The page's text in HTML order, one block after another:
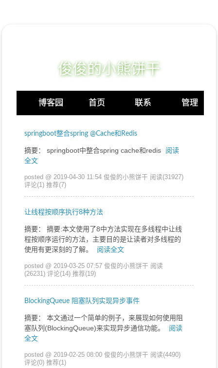
俊俊的小熊饼干
博客园 首页 联系 管理
springboot整合spring @Cache和Redis
摘要： springboot中整合spring cache和redis
阅读
全文
posted @ 2019-04-30 11:54 俊俊的小熊饼干 阅读(31927)
评论(1) 推荐(7)
让线程按顺序执行8种方法
摘要： 摘要:本文使用了8中方法实现在多线程中让线
程按顺序运行的方法，主要目的是让读者对多线程的
使用有更深刻的了解。
阅读全文
posted @ 2019-03-25 07:57 俊俊的小熊饼干 阅读
(26231) 评论(14) 推荐(19)
BlockingQueue 阻塞队列实现异步事件
摘要： 本文通过一个简单的例子，来展现如何使用阻
塞队列(BlockingQueue)来实现异步通信功能。
阅读
全文
posted @ 2019-02-25 08:00 俊俊的小熊饼干 阅读(4490)
评论(0) 推荐(1)